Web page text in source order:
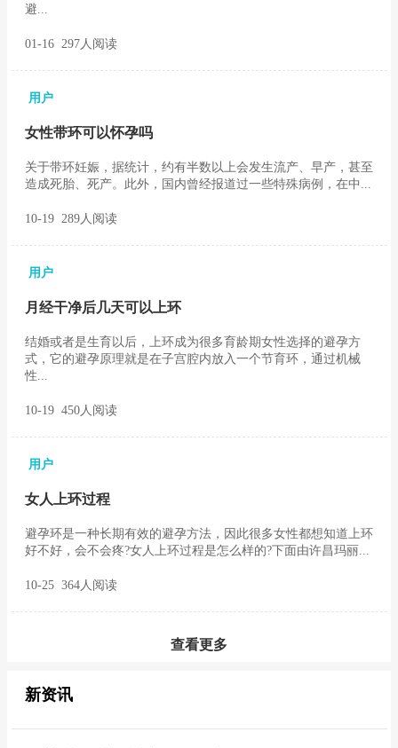
避...
01-16 297人阅读
用户
女性带环可以怀孕吗
关于带环妊娠，据统计，约有半数以上会发生流产、早产，甚至
造成死胎、死产。此外，国内曾经报道过一些特殊病例，在中...
10-19 289人阅读
用户
月经干净后几天可以上环
结婚或者是生育以后，上环成为很多育龄期女性选择的避孕方
式，它的避孕原理就是在子宫腔内放入一个节育环，通过机械
性...
10-19 450人阅读
用户
女人上环过程
避孕环是一种长期有效的避孕方法，因此很多女性都想知道上环
好不好，会不会疼?女人上环过程是怎么样的?下面由许昌玛丽...
10-25 364人阅读
查看更多
新资讯